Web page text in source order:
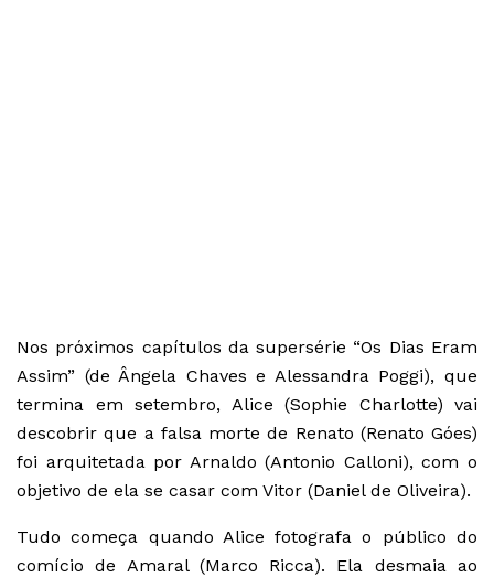
Nos próximos capítulos da supersérie “Os Dias Eram
Assim” (de Ângela Chaves e Alessandra Poggi), que
termina em setembro, Alice (Sophie Charlotte) vai
descobrir que a falsa morte de Renato (Renato Góes)
foi arquitetada por Arnaldo (Antonio Calloni), com o
objetivo de ela se casar com Vitor (Daniel de Oliveira).
Tudo começa quando Alice fotografa o público do
comício de Amaral (Marco Ricca). Ela desmaia ao